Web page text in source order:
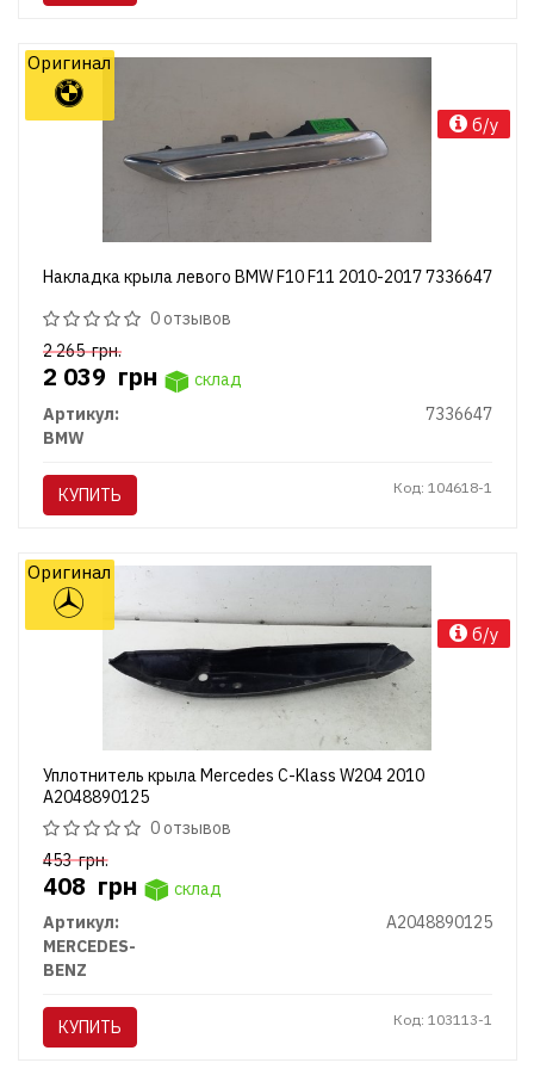
Накладка крыла левого BMW F10 F11 2010-2017 7336647
0 отзывов
2 265грн.
2 039 грн
склад
Артикул:
7336647
BMW
КУПИТЬ Код: 104618-1
Оригинал
б/у
Уплотнитель крыла Mercedes C-Klass W204 2010
A2048890125
0 отзывов
453грн.
408 грн
склад
Артикул:
A2048890125
MERCEDES-
BENZ
КУПИТЬ Код: 103113-1
Оригинал
б/у